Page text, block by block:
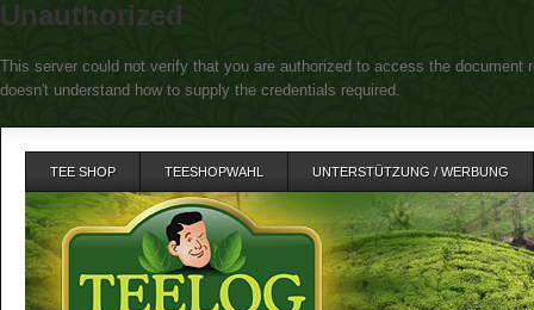
Unauthorized
This server could not verify that you are authorized to access the
doesn't understand how to supply the credentials required.
TEE SHOP TEESHOPWAHL UNTERSTÜTZUNG / WERBUNG